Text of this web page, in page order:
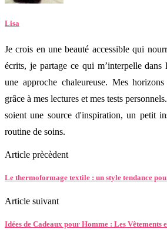
Lisa
Je crois en une beauté accessible qui
écrits, je partage ce qui m’interpelle dans
une approche chaleureuse. Mes horizons
grâce à mes lectures et mes tests
soient une source d'inspiration, un petit
routine de soins.
Article prècèdent
Le thermoformage textile : un style tendance
Article suivant
Idées de Cadeaux pour Homme : Les Vêtements